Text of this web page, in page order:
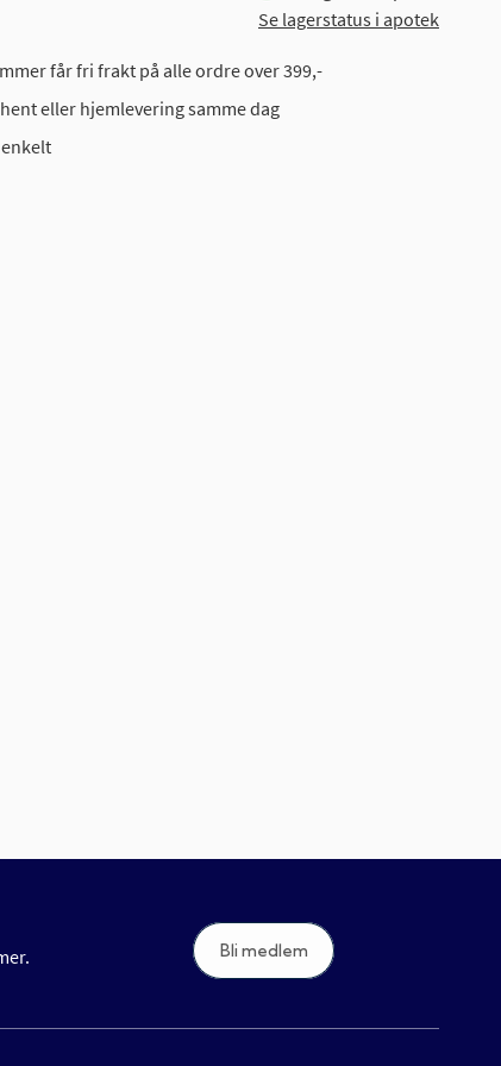
Se lagerstatus i apotek
får fri frakt på alle ordre over 399,-
eller hjemlevering samme dag
Bli medlem